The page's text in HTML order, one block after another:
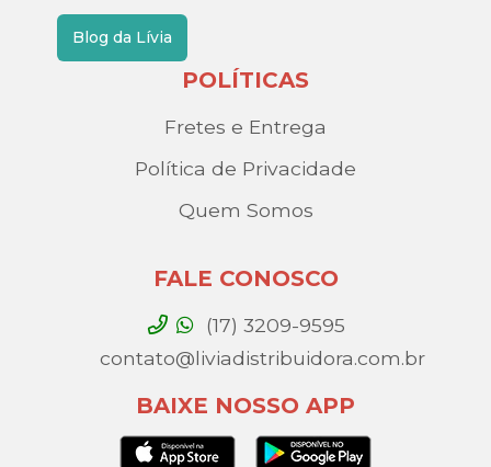
Blog da Lívia
POLÍTICAS
Fretes e Entrega
Política de Privacidade
Quem Somos
FALE CONOSCO
(17) 3209-9595
contato@liviadistribuidora.com.br
BAIXE NOSSO APP